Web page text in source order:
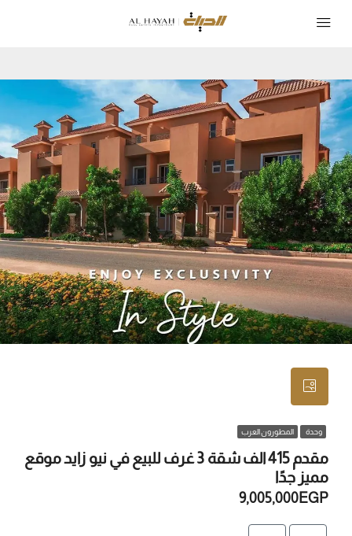
وحدة المطورون العرب
مقدم 415 الف شقة 3 غرف للبيع في نيو زايد موقع
مميز جدًا
9,005,000EGP